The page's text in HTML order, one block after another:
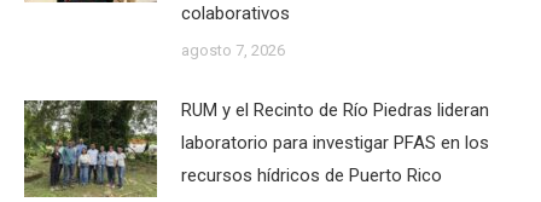
colaborativos
agosto 7, 2026
RUM y el Recinto de Río Piedras lideran
laboratorio para investigar PFAS en los
recursos hídricos de Puerto Rico